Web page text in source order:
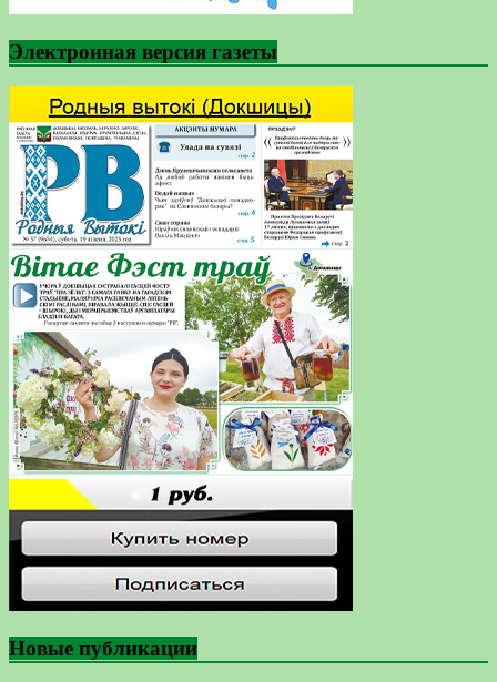
Электронная версия газеты
Новые публикации